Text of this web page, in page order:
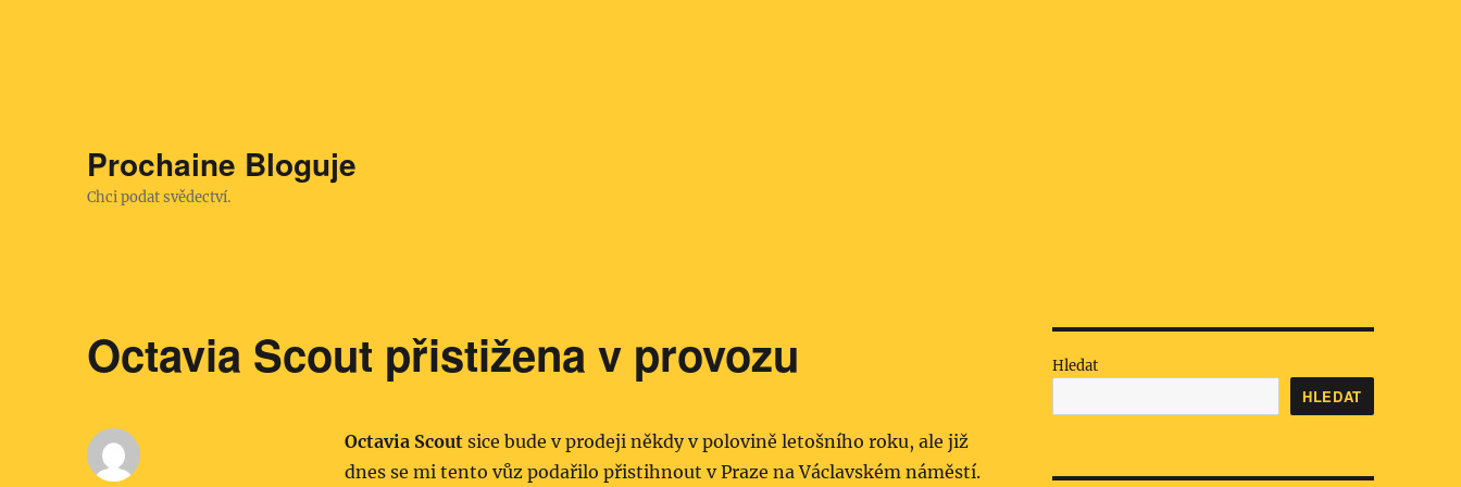
Prochaine Bloguje
Chci podat svědectví.
Octavia Scout přistižena v provozu
Octavia Scoutsice bude v prodeji někdy v polovině letošního roku, ale již
dnes se mi tento vůz podařilo přistihnout v Praze na Václavském náměstí.
Hledat
HLEDAT